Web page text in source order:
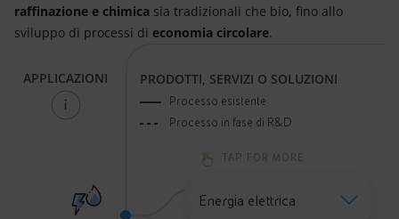
raffinazione e chimica sia tradizionali che bio, fino allo
sviluppo di processi di economia circolare.
APPLICAZIONI PRODOTTI, SERVIZI O SOLUZIONI
Processo esistente
Processo in fase di R&D
TAP FOR MORE
Energia elettrica si collega a
Energia elettrica